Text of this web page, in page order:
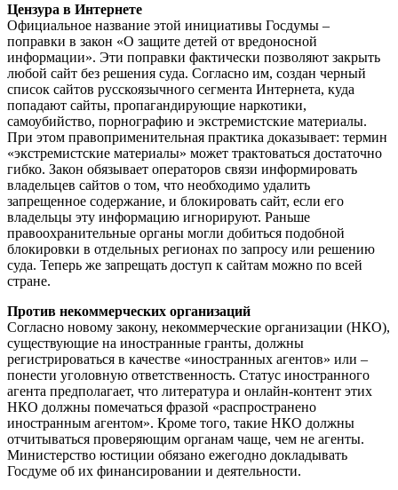
Цензура в Интернете
Официальное название этой инициативы Госдумы –
поправки в закон «О защите детей от вредоносной
информации». Эти поправки фактически позволяют закрыть
любой сайт без решения суда. Согласно им, создан черный
список сайтов русскоязычного сегмента Интернета, куда
попадают сайты, пропагандирующие наркотики,
самоубийство, порнографию и экстремистские материалы.
При этом правоприменительная практика доказывает: термин
«экстремистские материалы» может трактоваться достаточно
гибко. Закон обязывает операторов связи информировать
владельцев сайтов о том, что необходимо удалить
запрещенное содержание, и блокировать сайт, если его
владельцы эту информацию игнорируют. Раньше
правоохранительные органы могли добиться подобной
блокировки в отдельных регионах по запросу или решению
суда. Теперь же запрещать доступ к сайтам можно по всей
стране.
Против некоммерческих организаций
Согласно новому закону, некоммерческие организации (НКО),
существующие на иностранные гранты, должны
регистрироваться в качестве «иностранных агентов» или –
понести уголовную ответственность. Статус иностранного
агента предполагает, что литература и онлайн-контент этих
НКО должны помечаться фразой «распространено
иностранным агентом». Кроме того, такие НКО должны
отчитываться проверяющим органам чаще, чем не агенты.
Министерство юстиции обязано ежегодно докладывать
Госдуме об их финансировании и деятельности.